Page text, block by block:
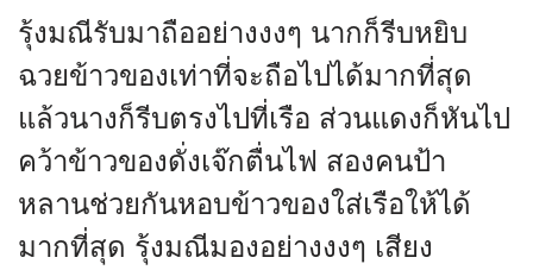
รุ้งมณีรับมาถืออย่างงงๆ นากก็รีบหยิบ
ฉวยข้าวของเท่าที่จะถือไปได้มากที่สุด
แล้วนางก็รีบตรงไปที่เรือ ส่วนแดงก็หันไป
คว้าข้าวของดั่งเจ๊กตื่นไฟ สองคนป้า
หลานช่วยกันหอบข้าวของใส่เรือให้ได้
มากที่สุด รุ้งมณีมองอย่างงงๆ เสียง